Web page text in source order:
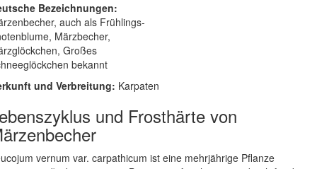
Bezeichnungen:
auch als Frühlings-
Märzbecher,
Großes
bekannt
und Verbreitung: Karpaten
und Frosthärte von
vernum var. carpathicum ist eine mehrjährige Pflanze